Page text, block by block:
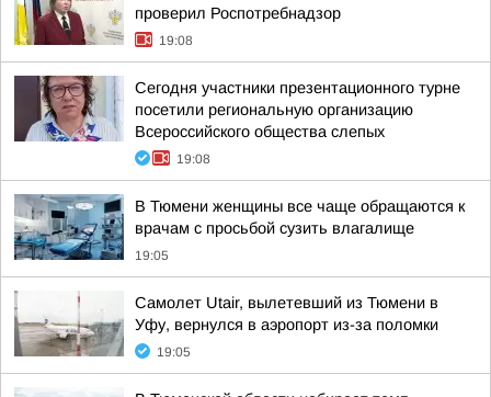
проверил Роспотребнадзор
19:08
Сегодня участники презентационного турне
посетили региональную организацию
Всероссийского общества слепых
19:08
В Тюмени женщины все чаще обращаются к
врачам с просьбой сузить влагалище
19:05
Самолет Utair, вылетевший из Тюмени в
Уфу, вернулся в аэропорт из-за поломки
19:05